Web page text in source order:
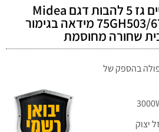
כיריים גז 5 להבות דגם Midea
75GH503/6738 מידאה בגימור
שחורה מחוסמת
בהספק של
יצוק